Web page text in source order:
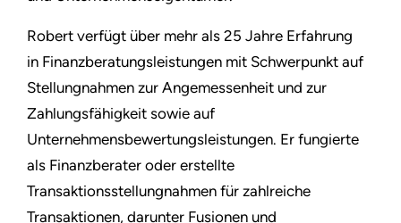
Robert verfügt über mehr als 25 Jahre Erfahrung
in Finanzberatungsleistungen mit Schwerpunkt auf
Stellungnahmen zur Angemessenheit und zur
Zahlungsfähigkeit sowie auf
Unternehmensbewertungsleistungen. Er fungierte
als Finanzberater oder erstellte
Transaktionsstellungnahmen für zahlreiche
Transaktionen, darunter Fusionen und